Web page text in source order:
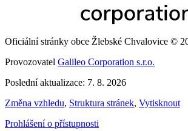
Oficiální stránky obce Žlebské Chvalovice ©
Provozovatel Galileo Corporation s.r.o.
Poslední aktualizace: 7. 8. 2026
Změna vzhledu, Struktura stránek, Vytisknout
Prohlášení o přístupnosti